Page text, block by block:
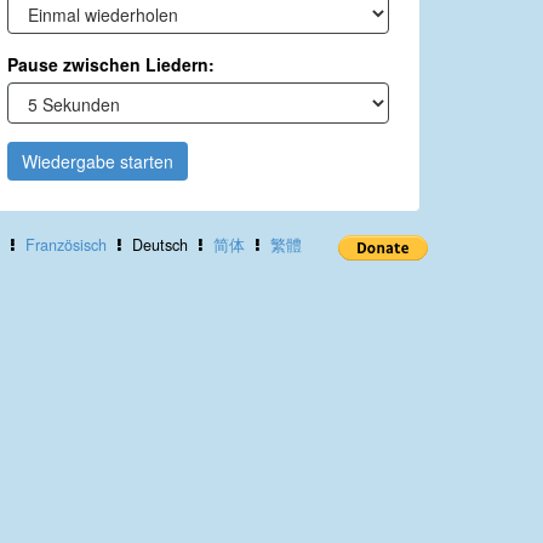
Pause zwischen Liedern:
Wiedergabe starten
Französisch Deutsch 简体 繁體